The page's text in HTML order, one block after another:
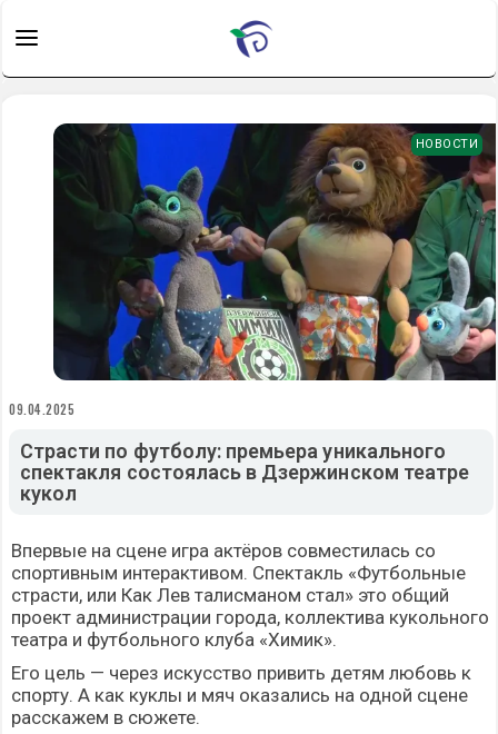
НОВОСТИ
09.04.2025
Страсти по футболу: премьера уникального
спектакля состоялась в Дзержинском театре
кукол
Впервые на сцене игра актёров совместилась со
спортивным интерактивом. Спектакль «Футбольные
страсти, или Как Лев талисманом стал» это общий
проект администрации города, коллектива кукольного
театра и футбольного клуба «Химик».
Его цель — через искусство привить детям любовь к
спорту. А как куклы и мяч оказались на одной сцене
расскажем в сюжете.